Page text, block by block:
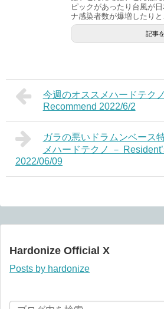
ピックがあったり台風が
ナ感染者数が爆増したりと
記事
今週のオススメハードテク
Recommend 2022/6/2
ガラの悪いドラムンベース
メハードテクノ －
2022/06/09
Hardonize Official X
Posts by hardonize